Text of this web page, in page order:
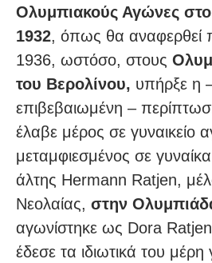
Ολυμπιακούς Αγώνες στο
1932, όπως θα αναφερθεί
1936, ωστόσο, στους
του Βερολίνου, υπήρξε η
επιβεβαιωμένη –
έλαβε μέρος σε γυναικείο
μεταμφιεσμένος σε
άλτης Hermann Ratjen,
Νεολαίας, στην
αγωνίστηκε ως Dora
έδεσε τα ιδιωτικά του μέρη